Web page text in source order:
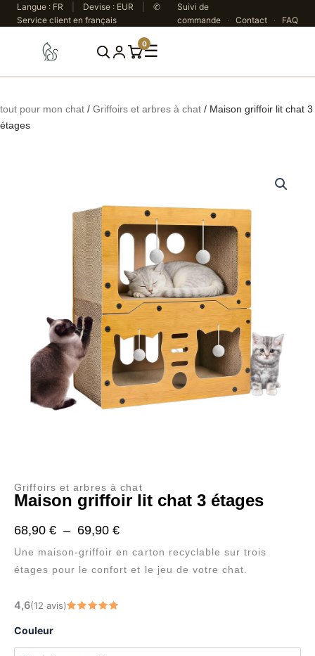
Langue : FR Devise : EUR
✆
Service client en français
Suivi de
commande
· Contact · FAQ
0☰
Aller
au
tout pour mon chat / Griffoirs et arbres à chat / Maison griffoir lit chat 3
étages
Griffoirs et arbres à chat
Maison griffoir lit chat 3 étages
68,90 € – 69,90 €Plage
de
prix :
Une maison-griffoir en carton recyclable sur trois
étages pour le confort et le jeu de votre chat.
4,6(12 avis)
Couleur
quantité
Maison